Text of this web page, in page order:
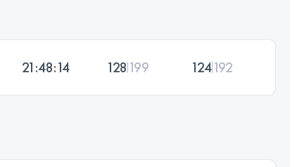
21:48:14 128 199 124192